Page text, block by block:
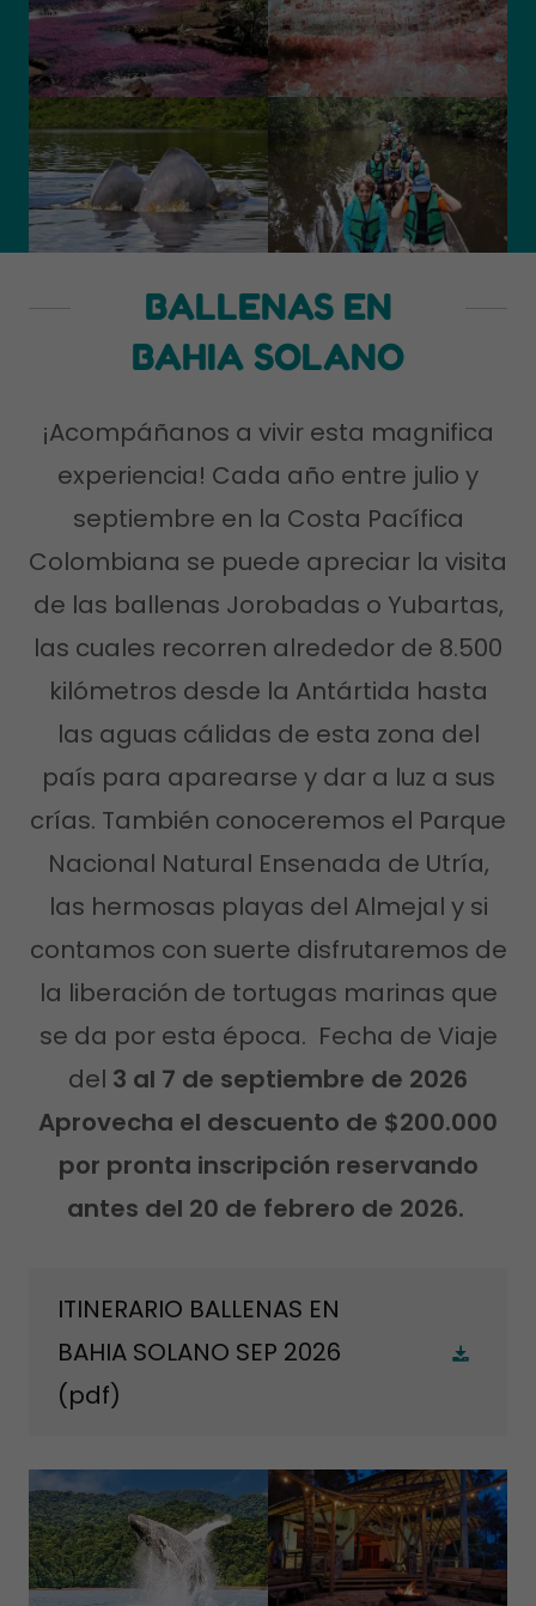
BALLENAS EN
BAHIA SOLANO
¡Acompáñanos a vivir esta magnifica
experiencia! Cada año entre julio y
septiembre en la Costa Pacífica
Colombiana se puede apreciar la visita
de las ballenas Jorobadas o Yubartas,
las cuales recorren alrededor de 8.500
kilómetros desde la Antártida hasta
las aguas cálidas de esta zona del
país para aparearse y dar a luz a sus
crías. También conoceremos el Parque
Nacional Natural Ensenada de Utría,
las hermosas playas del Almejal y si
contamos con suerte disfrutaremos de
la liberación de tortugas marinas que
se da por esta época. Fecha de Viaje
del 3 al 7 de septiembre de 2026
Aprovecha el descuento de $200.000
por pronta inscripción reservando
antes del 20 de febrero de 2026.
ITINERARIO BALLENAS EN
BAHIA SOLANO SEP 2026
(pdf)